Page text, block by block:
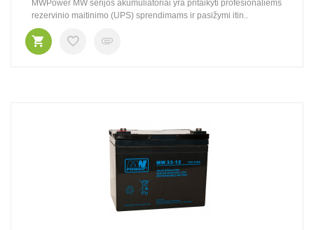
MWPower MW serijos akumuliatoriai yra pritaikyti profesionaliems
rezervinio maitinimo (UPS) sprendimams ir pasižymi itin..